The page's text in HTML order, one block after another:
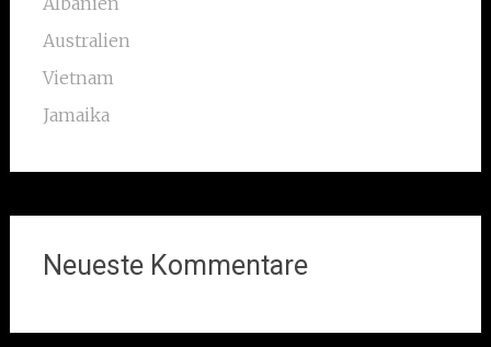
Australien
Vietnam
Jamaika
Neueste Kommentare